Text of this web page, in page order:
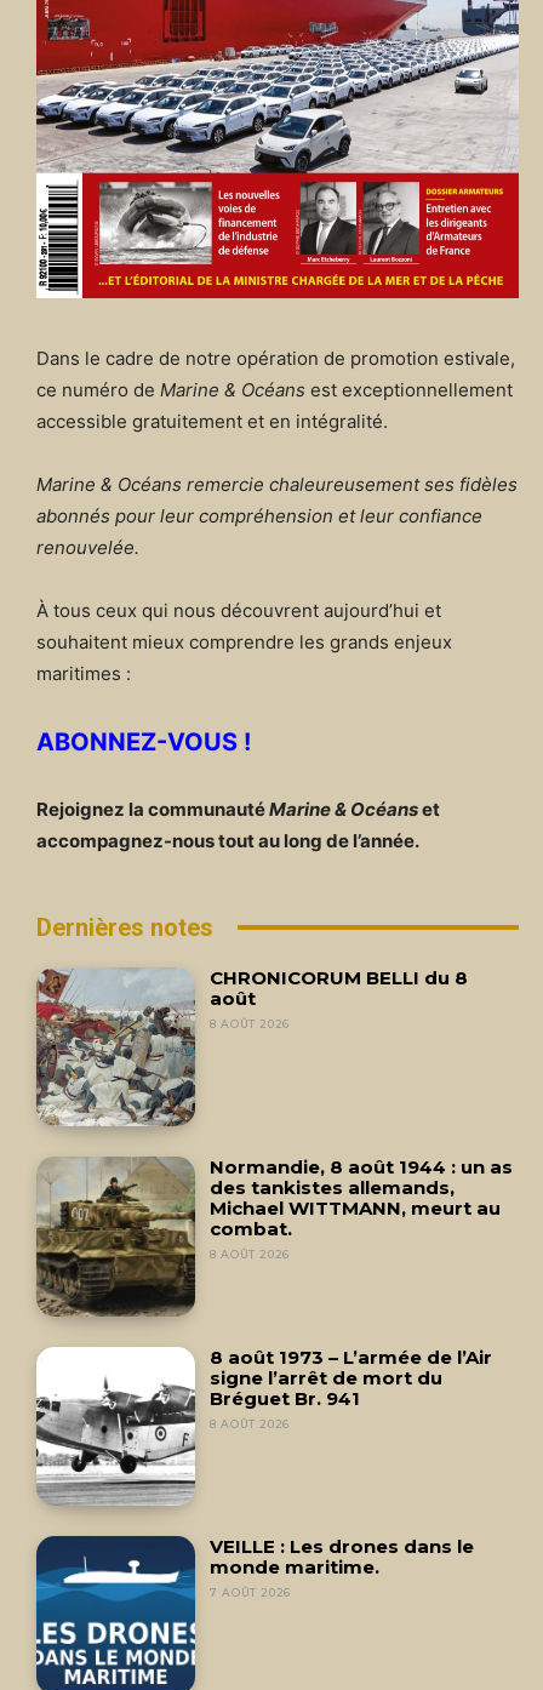
Dans le cadre de notre opération de promotion estivale,
ce numéro de Marine & Océans est exceptionnellement
accessible gratuitement et en intégralité.
Marine & Océans remercie chaleureusement ses fidèles
abonnés pour leur compréhension et leur confiance
renouvelée.
À tous ceux qui nous découvrent aujourd’hui et
souhaitent mieux comprendre les grands enjeux
maritimes :
ABONNEZ-VOUS !
Rejoignez la communautéMarine & Océanset
accompagnez-nous tout au long de l’année.
Dernières notes
CHRONICORUM BELLI du 8
août
8 AOÛT 2026
Normandie, 8 août 1944 : un as
des tankistes allemands,
Michael WITTMANN, meurt au
combat.
8 AOÛT 2026
8 août 1973 – L’armée de l’Air
signe l’arrêt de mort du
Bréguet Br. 941
8 AOÛT 2026
VEILLE : Les drones dans le
monde maritime.
7 AOÛT 2026